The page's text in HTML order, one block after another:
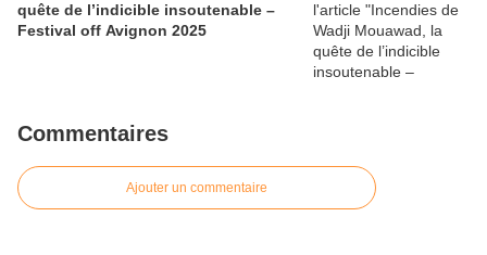
quête de l’indicible insoutenable –
Festival off Avignon 2025
Commentaires
Ajouter un commentaire